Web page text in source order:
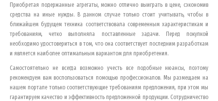
Приобретая подержанные агрегаты, можно отлично выиграть в цене, сэкономив
средства на иные нужды. В данном случае только стоит учитывать, чтобы в
ближайшем будущем техника соответствовала современным характеристикам и
требованиям, четко выполняла поставленные задачи. Перед покупкой
необходимо удостовериться в том, что она соответствует последним разработкам
и является наиболее оптимальным вариантом для приобретения.
Самостоятельно не всегда возможно учесть все подобные нюансы, поэтому
рекомендуем вам воспользоваться помощью профессионалов. Мы размещаем на
нашем портале только соответствующие требованиям предложения, при этом мы
гарантируем качество и эффективность предложенной продукции. Сотрудничество